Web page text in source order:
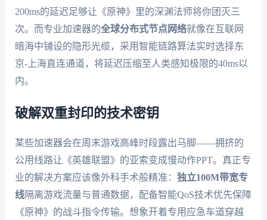
200ms的延迟足够让《原神》里的深渊法师将你团灭三
次。而专业加速器的全球分布式节点网络就像在互联网
暗海中铺设的隐形光缆，采用智能链路算法实时选择东
京-上海直连通道，将延迟压缩至人类感知极限的40ms以
内。
破解双重封印的技术密钥
某些加速器会在周末游戏高峰时段露出马脚——拥挤的
公用线路让《英雄联盟》的亚索变成慢动作PPT。真正专
业的解决方案应该像外科手术般精准： 独立100M带宽专
线隔离游戏流量与普通数据，配备智能QoS技术优先保障
《原神》的战斗指令传输。想象开着专用应急车道穿越